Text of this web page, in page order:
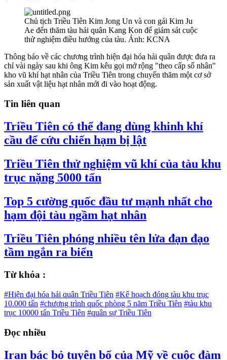
Chủ tịch Triều Tiên Kim Jong Un và con gái Kim Ju
Ae đến thăm tàu ​​hải quân Kang Kon để giám sát cuộc
thử nghiệm điều hướng của tàu. Ảnh: KCNA
Thông báo về các chương trình hiện đại hóa hải quân được đưa ra
chỉ vài ngày sau khi ông Kim kêu gọi mở rộng "theo cấp số nhân"
kho vũ khí hạt nhân của Triều Tiên trong chuyến thăm một cơ sở
sản xuất vật liệu hạt nhân mới đi vào hoạt động.
Tin liên quan
Triều Tiên có thể đang dùng khinh khí
cầu để cứu chiến hạm bị lật
Triều Tiên thử nghiệm vũ khí của tàu khu
trục nặng 5000 tấn
Top 5 cường quốc đầu tư mạnh nhất cho
hạm đội tàu ngầm hạt nhân
Triều Tiên phóng nhiều tên lửa đạn đạo
tầm ngắn ra biển
Từ khóa :
#Hiện đại hóa hải quân Triều Tiên #Kế hoạch đóng tàu khu trục
10.000 tấn #chương trình quốc phòng 5 năm Triều Tiên #tàu khu
trục 10000 tấn Triều Tiên #quân sự Triều Tiên
Đọc nhiều
Iran bác bỏ tuyên bố của Mỹ về cuộc đàm